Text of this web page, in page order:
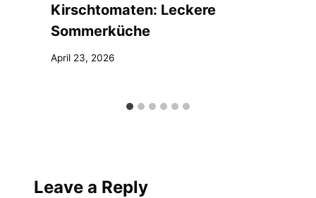
Kirschtomaten: Leckere
Sommerküche
April 23, 2026
Leave a Reply